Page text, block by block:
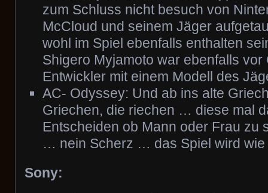
zum Schluss nicht besuch von
McCloud und seinem Jäger
wohl im Spiel ebenfalls enthalten
Shigero Myjamoto war ebenfalls
Entwickler mit einem Modell des
AC- Odyssey: Und ab ins alte
Griechen, die riechen … diese mal
Entscheiden ob Mann oder Frau zu
… nein Scherz … das Spiel wird wie
Sony: